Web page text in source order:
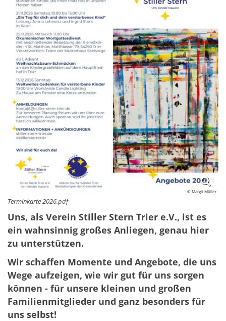
© Margit Müller
Terminkarte 2026.pdf
Uns, als Verein Stiller Stern Trier e.V., ist es
ein wahnsinnig großes Anliegen, genau hier
zu unterstützen.
Wir schaffen Momente und Angebote, die uns
Wege aufzeigen, wie wir gut für uns sorgen
können - für unsere kleinen und großen
Familienmitglieder und ganz besonders für
uns selbst!